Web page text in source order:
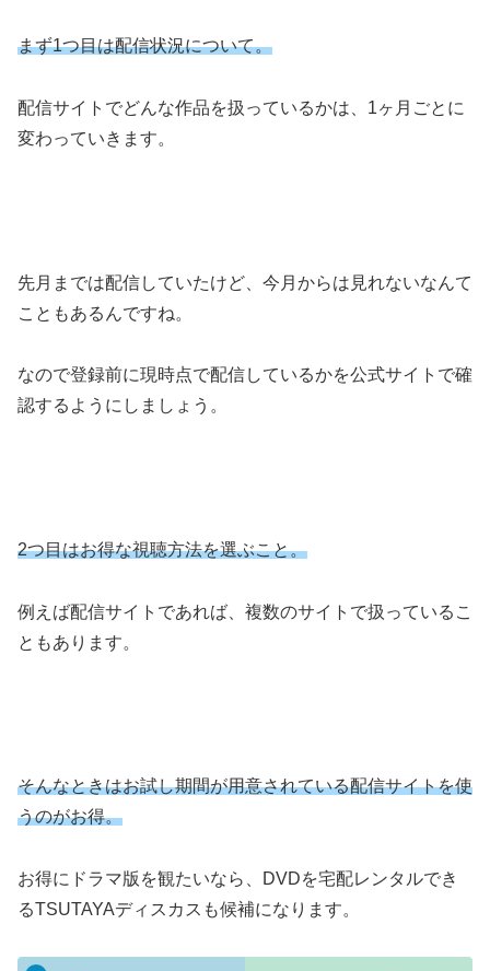
まず1つ目は配信状況について。
配信サイトでどんな作品を扱っているかは、1ヶ月ごとに
変わっていきます。
先月までは配信していたけど、今月からは見れないなんて
こともあるんですね。
なので登録前に現時点で配信しているかを公式サイトで確
認するようにしましょう。
2つ目はお得な視聴方法を選ぶこと。
例えば配信サイトであれば、複数のサイトで扱っているこ
ともあります。
そんなときはお試し期間が用意されている配信サイトを使
うのがお得。
お得にドラマ版を観たいなら、DVDを宅配レンタルでき
るTSUTAYAディスカスも候補になります。